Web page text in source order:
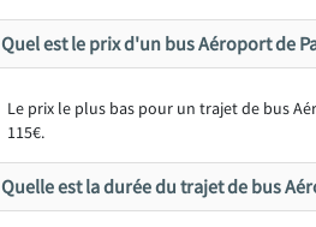
Quel est le prix d'un bus Aéroport de
Le prix le plus bas pour un trajet de bus
115€.
Quelle est la durée du trajet de bus